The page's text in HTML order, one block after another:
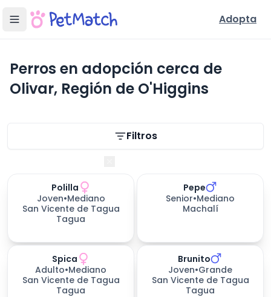
Adopta
Perros en adopción cerca de
Olivar, Región de O'Higgins
Filtros
días esperando
Polilla
Joven•Mediano
San Vicente de Tagua
Tagua
Pepe
Senior•Mediano
Machalí
Spica
Adulto•Mediano
San Vicente de Tagua
Tagua
Brunito
Joven•Grande
San Vicente de Tagua
Tagua